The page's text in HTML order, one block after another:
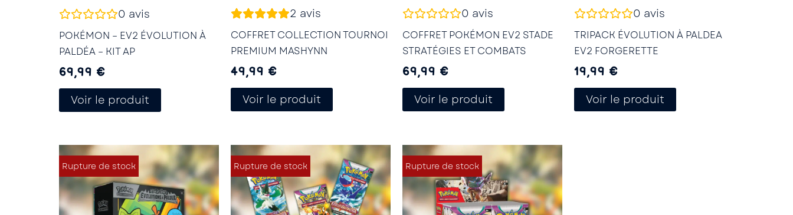
0 avis
POKÉMON – EV2 ÉVOLUTION À
PALDÉA – KIT AP
69,99 €
Voir le produit
2 avis
COFFRET COLLECTION TOURNOI
PREMIUM MASHYNN
49,99 €
Voir le produit
0 avis
COFFRET POKÉMON EV2 STADE
STRATÉGIES ET COMBATS
69,99 €
Voir le produit
0 avis
TRIPACK ÉVOLUTION À PALDEA
EV2 FORGERETTE
19,99 €
Voir le produit
Rupture de stock Rupture de stock Rupture de stock